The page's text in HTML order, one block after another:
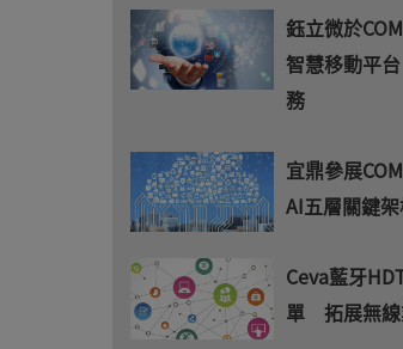
鈺立微於
智慧移動平
務
宜鼎參展
AI五層關鍵
Ceva藍牙
單 拓展無線